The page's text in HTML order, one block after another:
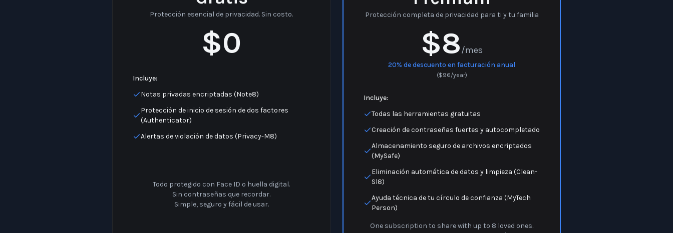
Gratis
$0
Incluye:
Notas privadas encriptadas (Note8)
Protección de inicio de sesión de dos factores
(Authenticator)
Todo protegido con Face ID o huella digital.
Sin contraseñas que recordar.
Premium
$8/mes
20% de descuento en facturación anual
Incluye:
Todas las herramientas gratuitas
Creación de contraseñas fuertes y autocompletado
Almacenamiento seguro de archivos encriptados
(MySafe)
Eliminación automática de datos y limpieza (Clean-
Sl8)
Ayuda técnica de tu círculo de confianza (MyTech